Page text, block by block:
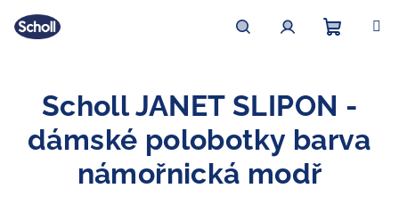
obsah
košík
Scholl JANET SLIPON -
dámské polobotky barva
námořnická modř